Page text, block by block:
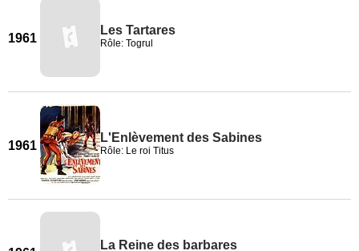
1961
Les Tartares
Rôle: Togrul
1961
L'Enlèvement des Sabines
Rôle: Le roi Titus
La Reine des barbares